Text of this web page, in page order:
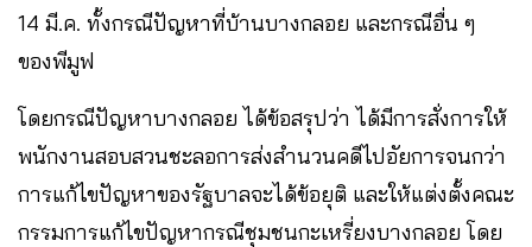
14 มี.ค. ทั้งกรณีปัญหาที่บ้านบางกลอย และกรณีอื่น ๆ
ของพีมูฟ
โดยกรณีปัญหาบางกลอย ได้ข้อสรุปว่า ได้มีการสั่งการให้
พนักงานสอบสวนชะลอการส่งสำนวนคดีไปอัยการจนกว่า
การแก้ไขปัญหาของรัฐบาลจะได้ข้อยุติ และให้แต่งตั้งคณะ
กรรมการแก้ไขปัญหากรณีชุมชนกะเหรี่ยงบางกลอย โดย